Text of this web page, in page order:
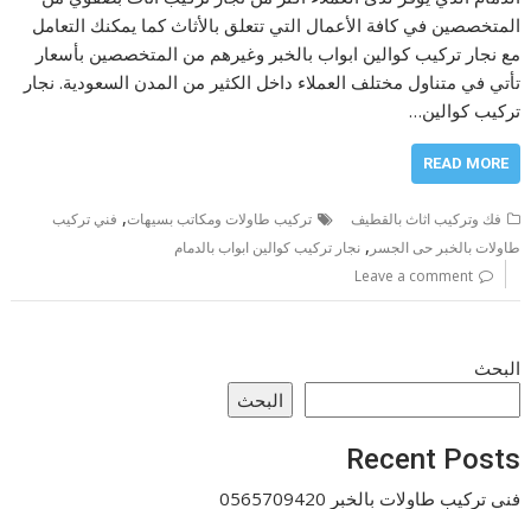
المتخصصين في كافة الأعمال التي تتعلق بالأثاث كما يمكنك التعامل
مع نجار تركيب كوالين ابواب بالخبر وغيرهم من المتخصصين بأسعار
تأتي في متناول مختلف العملاء داخل الكثير من المدن السعودية. نجار
تركيب كوالين…
READ MORE
فك وتركيب اثاث بالقطيف تركيب طاولات ومكاتب بسيهات, فني تركيب
طاولات بالخبر حى الجسر ,نجار تركيب كوالين ابواب بالدمام
Leave a comment
البحث
البحث
Recent Posts
فني تركيب طاولات بالخبر 0565709420